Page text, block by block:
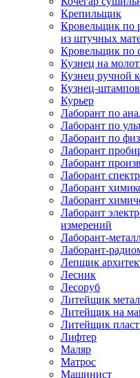
Крепильщик
Кровельщик по
из штучных
Кровельщик по
Кузнец на
Кузнец ручной
Кузнец-
Курьер
Лаборант по
Лаборант по
Лаборант по
Лаборант
Лаборант
Лаборант
Лаборант
Лаборант
Лаборант
измерений
Лаборант-
Лаборант-
Лепщик
Лесник
Лесоруб
Литейщик
Литейщик на
Литейщик
Лифтер
Маляр
Матрос
Машинист